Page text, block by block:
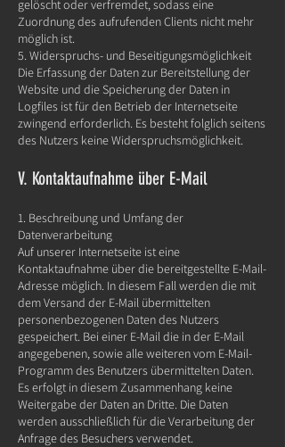
gelöscht oder verfremdet, sodass eine
Zuordnung des aufrufenden Clients nicht mehr
möglich ist.
5. Widerspruchs- und Beseitigungsmöglichkeit
Die Erfassung der Daten zur Bereitstellung der
Website und die Speicherung der Daten in
Logfiles ist für den Betrieb der Internetseite
zwingend erforderlich. Es besteht folglich seitens
des Nutzers keine Widerspruchsmöglichkeit.
V. Kontaktaufnahme über E-Mail
1. Beschreibung und Umfang der
Datenverarbeitung
Auf unserer Internetseite ist eine
Kontaktaufnahme über die bereitgestellte E-Mail-
Adresse möglich. In diesem Fall werden die mit
dem Versand der E-Mail übermittelten
personenbezogenen Daten des Nutzers
gespeichert. Bei einer E-Mail die in der E-Mail
angegebenen, sowie alle weiteren vom E-Mail-
Programm des Benutzers übermittelten Daten.
Es erfolgt in diesem Zusammenhang keine
Weitergabe der Daten an Dritte. Die Daten
werden ausschließlich für die Verarbeitung der
Anfrage des Besuchers verwendet.